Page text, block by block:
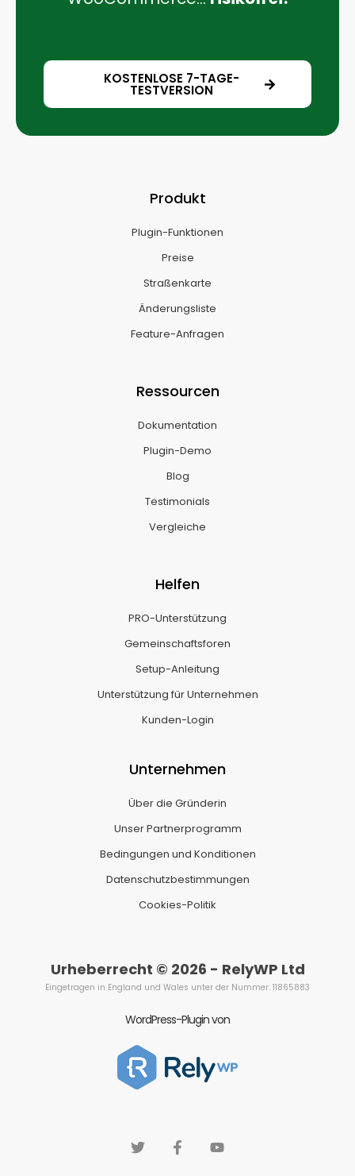
KOSTENLOSE 7-TAGE-
TESTVERSION
Produkt
Plugin-Funktionen
Preise
Straßenkarte
Änderungsliste
Feature-Anfragen
Ressourcen
Dokumentation
Plugin-Demo
Blog
Testimonials
Vergleiche
Helfen
PRO-Unterstützung
Gemeinschaftsforen
Setup-Anleitung
Unterstützung für Unternehmen
Kunden-Login
Unternehmen
Über die Gründerin
Unser Partnerprogramm
Bedingungen und Konditionen
Datenschutzbestimmungen
Cookies-Politik
Urheberrecht © 2026 - RelyWP Ltd
Eingetragen in England und Wales unter der Nummer: 11865883
WordPress-Plugin von